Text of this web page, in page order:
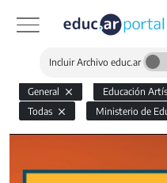
Incluir Archivo educ.ar
General Educación
Todas
Ministerio de